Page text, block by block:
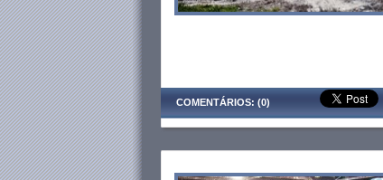
COMENTÁRIOS: (0)